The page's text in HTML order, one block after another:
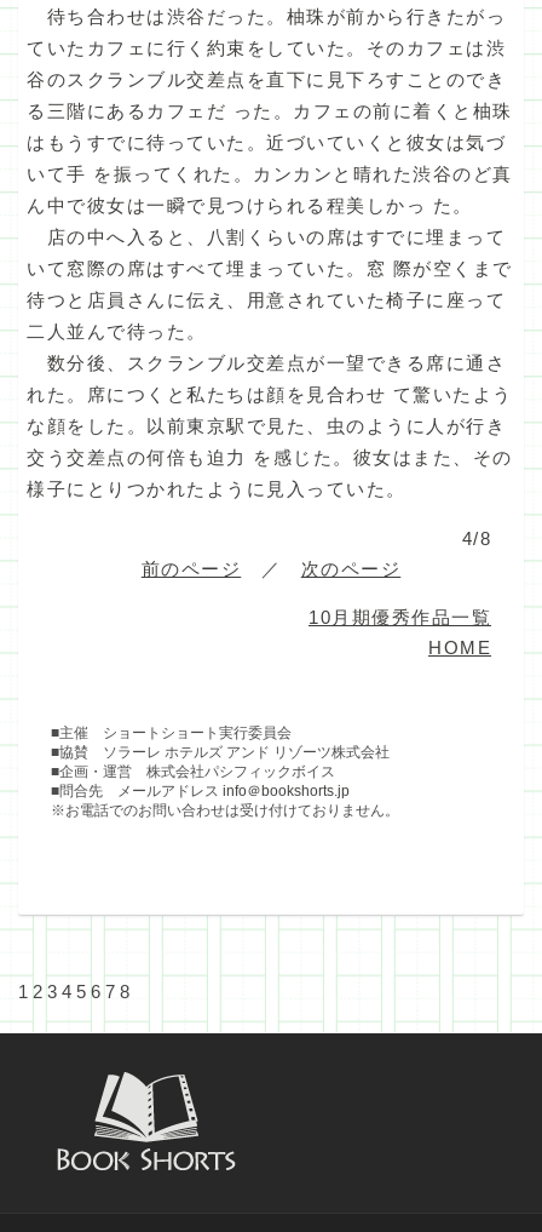
待ち合わせは渋谷だった。柚珠が前から行きたがっ
ていたカフェに行く約束をしていた。そのカフェは渋
谷のスクランブル交差点を直下に見下ろすことのでき
る三階にあるカフェだ った。カフェの前に着くと柚珠
はもうすでに待っていた。近づいていくと彼女は気づ
いて手 を振ってくれた。カンカンと晴れた渋谷のど真
ん中で彼女は一瞬で見つけられる程美しかっ た。
店の中へ入ると、八割くらいの席はすでに埋まって
いて窓際の席はすべて埋まっていた。窓 際が空くまで
待つと店員さんに伝え、用意されていた椅子に座って
二人並んで待った。
数分後、スクランブル交差点が一望できる席に通さ
れた。席につくと私たちは顔を見合わせ て驚いたよう
な顔をした。以前東京駅で見た、虫のように人が行き
交う交差点の何倍も迫力 を感じた。彼女はまた、その
様子にとりつかれたように見入っていた。
4/8
前のページ
／ 次のページ
10月期優秀作品一覧
HOME
■主催 ショートショート実行委員会
■協賛 ソラーレ ホテルズ アンド リゾーツ株式会社
■企画・運営 株式会社パシフィックボイス
■問合先 メールアドレス info＠bookshorts.jp
※お電話でのお問い合わせは受け付けておりません。
1 2 3 4 5 6 7 8